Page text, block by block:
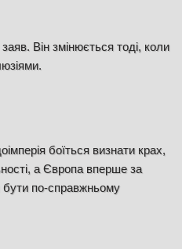
Він змінюється тоді, коли
боїться визнати крах,
а Європа вперше за
бути по-справжньому